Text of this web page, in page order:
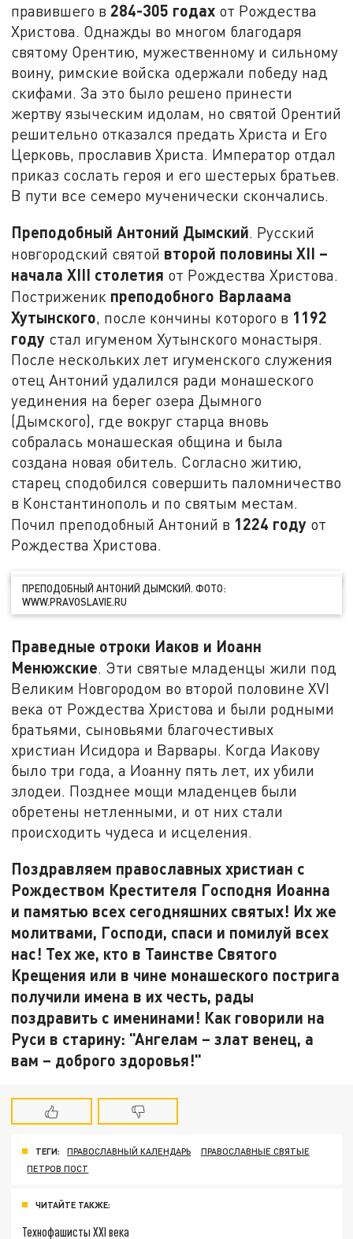
правившего в 284-305 годах от Рождества
Христова. Однажды во многом благодаря
святому Орентию, мужественному и сильному
воину, римские войска одержали победу над
скифами. За это было решено принести
жертву языческим идолам, но святой Орентий
решительно отказался предать Христа и Его
Церковь, прославив Христа. Император отдал
приказ сослать героя и его шестерых братьев.
В пути все семеро мученически скончались.
Преподобный Антоний Дымский. Русский
новгородский святой второй половиныXII –
началаXIII столетия от Рождества Христова.
Постриженик преподобного Варлаама
Хутынского, после кончины которого в 1192
году стал игуменом Хутынского монастыря.
После нескольких лет игуменского служения
отец Антоний удалился ради монашеского
уединения на берег озера Дымного
(Дымского), где вокруг старца вновь
собралась монашеская община и была
создана новая обитель. Согласно житию,
старец сподобился совершить паломничество
в Константинополь и по святым местам.
Почил преподобный Антоний в 1224 году от
Рождества Христова.
ПРЕПОДОБНЫЙ АНТОНИЙ ДЫМСКИЙ. ФОТО:
WWW.PRAVOSLAVIE.RU
Праведные отроки Иаков и Иоанн
Менюжские. Эти святые младенцы жили под
Великим Новгородом во второй половине XVI
века от Рождества Христова и были родными
братьями, сыновьями благочестивых
христиан Исидора и Варвары. Когда Иакову
было три года, а Иоанну пять лет, их убили
злодеи. Позднее мощи младенцев были
обретены нетленными, и от них стали
происходить чудеса и исцеления.
Поздравляем православных христиан с
Рождеством Крестителя Господня Иоанна
и памятью всех сегодняшних святых! Их же
молитвами, Господи, спаси и помилуй всех
нас! Тех же, кто в Таинстве Святого
Крещения или в чине монашеского пострига
получили имена в их честь, рады
поздравить с именинами! Как говорили на
Руси в старину: "Ангелам – злат венец, а
вам – доброго здоровья!"
ТЕГИ: ПРАВОСЛАВНЫЙ КАЛЕНДАРЬ
ПРАВОСЛАВНЫЕ СВЯТЫЕ
ПЕТРОВ ПОСТ
ЧИТАЙТЕ ТАКЖЕ:
Технофашисты XXI века